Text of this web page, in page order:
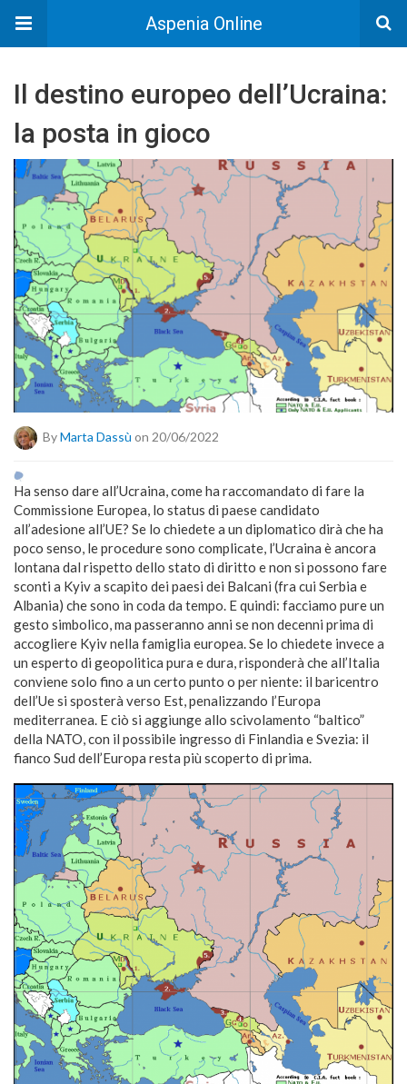
Aspenia Online
Il destino europeo dell’Ucraina:
la posta in gioco
ByMarta Dassù on 20/06/2022
Ha senso dare all’Ucraina, come ha raccomandato di fare la
Commissione Europea, lo status di paese candidato
all’adesione all’UE? Se lo chiedete a un diplomatico dirà che ha
poco senso, le procedure sono complicate, l’Ucraina è ancora
lontana dal rispetto dello stato di diritto e non si possono fare
sconti a Kyiv a scapito dei paesi dei Balcani (fra cui Serbia e
Albania) che sono in coda da tempo. E quindi: facciamo pure un
gesto simbolico, ma passeranno anni se non decenni prima di
accogliere Kyiv nella famiglia europea. Se lo chiedete invece a
un esperto di geopolitica pura e dura, risponderà che all’Italia
conviene solo fino a un certo punto o per niente: il baricentro
dell’Ue si sposterà verso Est, penalizzando l’Europa
mediterranea. E ciò si aggiunge allo scivolamento “baltico”
della NATO, con il possibile ingresso di Finlandia e Svezia: il
fianco Sud dell’Europa resta più scoperto di prima.